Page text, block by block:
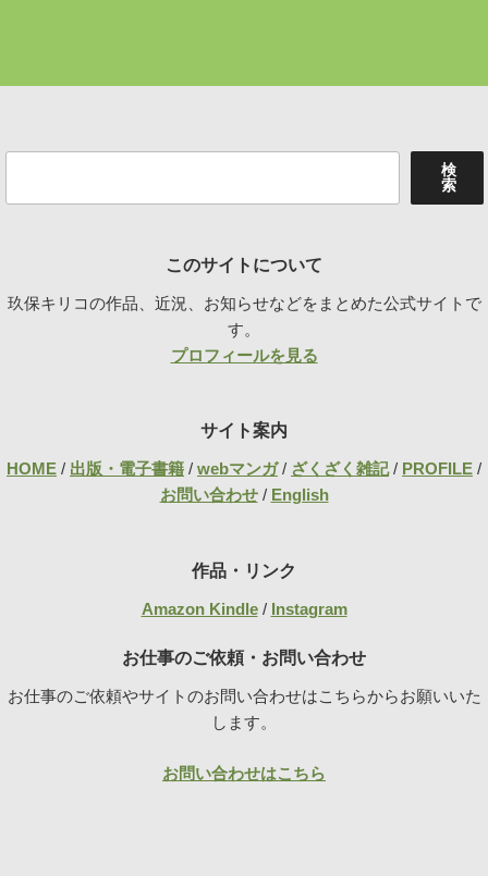
検
索
このサイトについて
玖保キリコの作品、近況、お知らせなどをまとめた公式サイトで
す。
プロフィールを見る
サイト案内
HOME / 出版・電子書籍 / webマンガ/ ざくざく雑記/ PROFILE /
お問い合わせ/ English
作品・リンク
Amazon Kindle/ Instagram
お仕事のご依頼・お問い合わせ
お仕事のご依頼やサイトのお問い合わせはこちらからお願いいた
します。
お問い合わせはこちら